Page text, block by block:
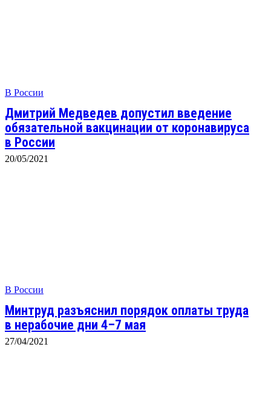
В России
Дмитрий Медведев допустил введение
обязательной вакцинации от коронавируса
в России
20/05/2021
В России
Минтруд разъяснил порядок оплаты труда
в нерабочие дни 4–7 мая
27/04/2021